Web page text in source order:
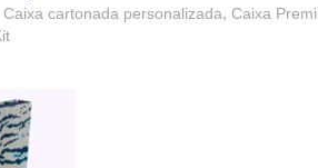
Caixa cartonada personalizada, Caixa